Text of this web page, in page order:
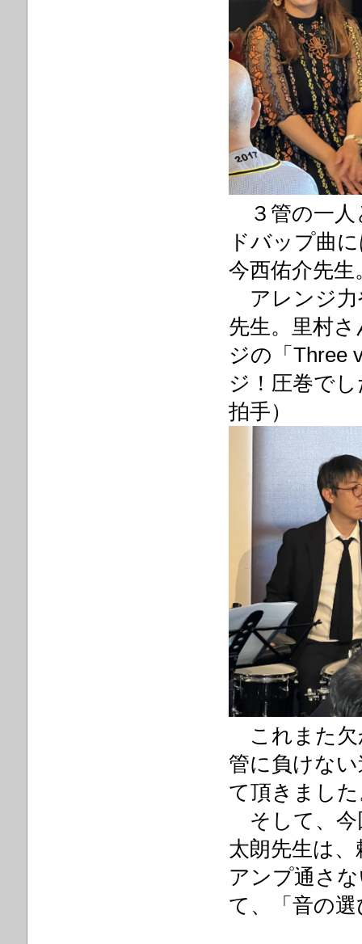
３管の一人
ドバップ曲
今西佑介先生
アレンジ力
先生。里村
ジの「Three
ジ！圧巻で
拍手）
これまた欠
管に負けな
て頂きまし
そして、今
太朗先生は
アンプ通さ
て、「音の